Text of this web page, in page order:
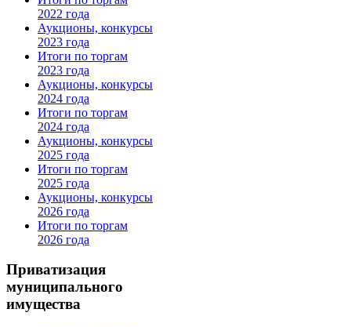
2022 года
Аукционы, конкурсы
2023 года
Итоги по торгам
2023 года
Аукционы, конкурсы
2024 года
Итоги по торгам
2024 года
Аукционы, конкурсы
2025 года
Итоги по торгам
2025 года
Аукционы, конкурсы
2026 года
Итоги по торгам
2026 года
Приватизация
муниципального
имущества